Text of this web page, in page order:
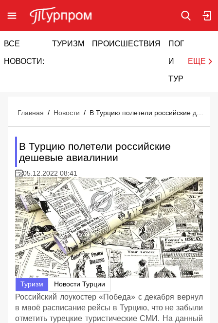
ВСЕ
НОВОСТИ:
ТУРИЗМ ПРОИСШЕСТВИЯ ПОГОДА
И
ТУРИЗМ
ЕЩЕ
Главная / Новости /
В Турцию полетели российские
дешевые авиалинии
05.12.2022 08:41
Туризм Новости Турции
Российский лоукостер «Победа» с декабря вернул
в мвоё расписание рейсы в Турцию, что не забыли
отметить турецкие туристические СМИ. На данный